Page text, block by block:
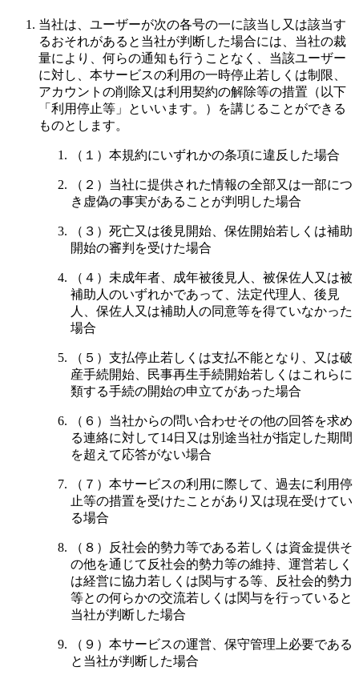
当社は、ユーザーが次の各号の一に該当し又は該当す
るおそれがあると当社が判断した場合には、当社の裁
量により、何らの通知も行うことなく、当該ユーザー
に対し、本サービスの利用の一時停止若しくは制限、
アカウントの削除又は利用契約の解除等の措置（以下
「利用停止等」といいます。）を講じることができる
ものとします。
（１）本規約にいずれかの条項に違反した場合
（２）当社に提供された情報の全部又は一部につ
き虚偽の事実があることが判明した場合
（３）死亡又は後見開始、保佐開始若しくは補助
開始の審判を受けた場合
（４）未成年者、成年被後見人、被保佐人又は被
補助人のいずれかであって、法定代理人、後見
人、保佐人又は補助人の同意等を得ていなかった
場合
（５）支払停止若しくは支払不能となり、又は破
産手続開始、民事再生手続開始若しくはこれらに
類する手続の開始の申立てがあった場合
（６）当社からの問い合わせその他の回答を求め
る連絡に対して14日又は別途当社が指定した期間
を超えて応答がない場合
（７）本サービスの利用に際して、過去に利用停
止等の措置を受けたことがあり又は現在受けてい
る場合
（８）反社会的勢力等である若しくは資金提供そ
の他を通じて反社会的勢力等の維持、運営若しく
は経営に協力若しくは関与する等、反社会的勢力
等との何らかの交流若しくは関与を行っていると
当社が判断した場合
（９）本サービスの運営、保守管理上必要である
と当社が判断した場合